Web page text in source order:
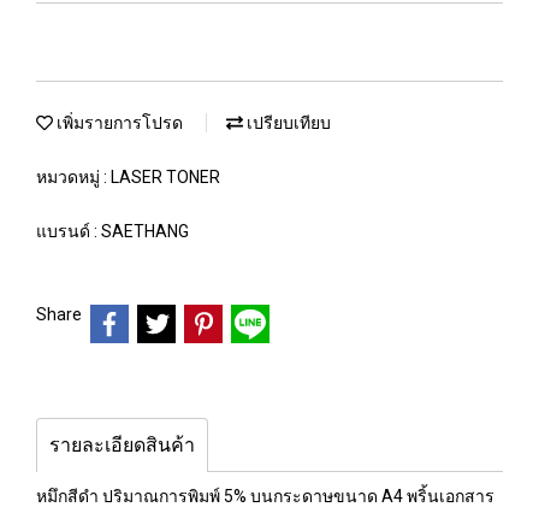
เพิ่มรายการโปรด เปรียบเทียบ
หมวดหมู่ : LASER TONER
แบรนด์ : SAETHANG
Share
รายละเอียดสินค้า
หมึกสีดำ ปริมาณการพิมพ์ 5% บนกระดาษขนาด A4 พริ้นเอกสาร